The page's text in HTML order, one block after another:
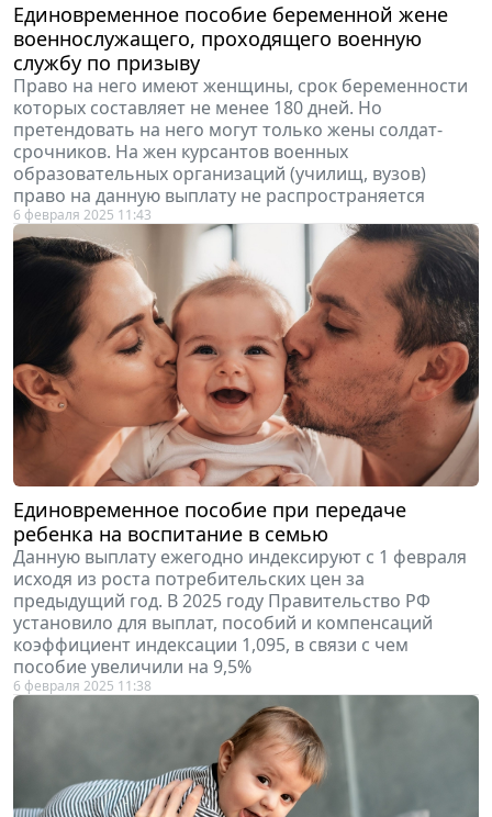
Единовременное пособие беременной жене
военнослужащего, проходящего военную
службу по призыву
Право на него имеют женщины, срок беременности
которых составляет не менее 180 дней. Но
претендовать на него могут только жены солдат-
срочников. На жен курсантов военных
образовательных организаций (училищ, вузов)
право на данную выплату не распространяется
6 февраля 2025 11:43
Единовременное пособие при передаче
ребенка на воспитание в семью
Данную выплату ежегодно индексируют с 1 февраля
исходя из роста потребительских цен за
предыдущий год. В 2025 году Правительство РФ
установило для выплат, пособий и компенсаций
коэффициент индексации 1,095, в связи с чем
пособие увеличили на 9,5%
6 февраля 2025 11:38